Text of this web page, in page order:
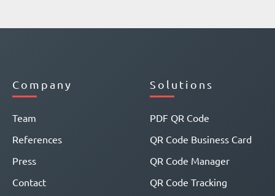
Company
Team
References
Press
Contact
Solutions
PDF QR Code
QR Code Business Card
QR Code Manager
QR Code Tracking